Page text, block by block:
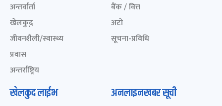
अन्तर्वार्ता
खेलकुद़़
जीवनशैली/स्वास्थ्य
प्रवास
अन्तर्राष्ट्रिय
बैंक / वित्त
अटो
सूचना-प्रविधि
खेलकुद लाईभ अनलाइनखबर सूची